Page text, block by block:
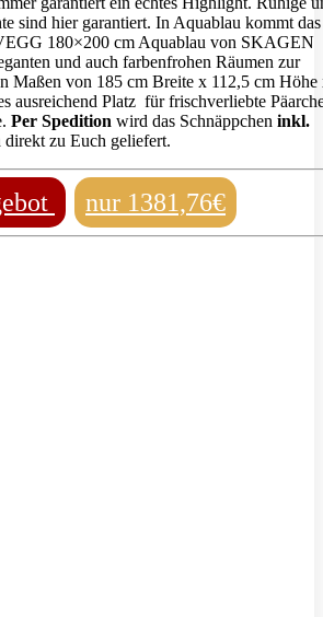
sind hier garantiert. In Aquablau kommt das
180×200 cm Aquablau von SKAGEN
und auch farbenfrohen Räumen zur
Maßen von 185 cm Breite x 112,5 cm Höhe
ausreichend Platz für frischverliebte
Per Spedition wird das Schnäppchen inkl.
direkt zu Euch geliefert.
nur 1381,76€